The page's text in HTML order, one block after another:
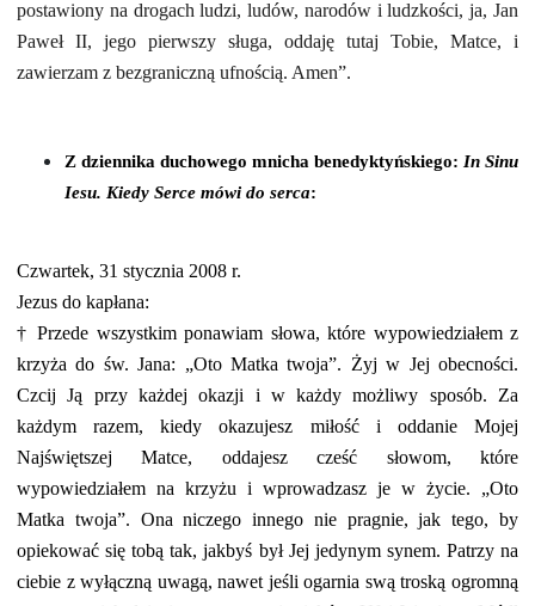
postawiony na drogach ludzi, ludów, narodów i ludzkości, ja, Jan
Paweł II, jego pierwszy sługa, oddaję tutaj Tobie, Matce, i
zawierzam z bezgraniczną ufnością. Amen”.
Z dziennika duchowego mnicha benedyktyńskiego: In Sinu
Iesu. Kiedy Serce mówi do serca:
Czwartek, 31 stycznia 2008 r.
Jezus do kapłana:
† Przede wszystkim ponawiam słowa, które wypowiedziałem z
krzyżado św. Jana: „Oto Matka twoja”. Żyj w Jej obecności.
Czcij Ją przy każdej okazji i w każdy możliwy sposób. Za
każdym razem, kiedy okazujesz miłość i oddanie Mojej
Najświętszej Matce, oddajesz cześć słowom, które
wypowiedziałem na krzyżu i wprowadzasz je w życie. „Oto
Matka twoja”. Ona niczego innego nie pragnie, jak tego, by
opiekować się tobą tak, jakbyś był Jej jedynym synem. Patrzy na
ciebie z wyłączną uwagą, nawet jeśli ogarnia swą troską ogromną